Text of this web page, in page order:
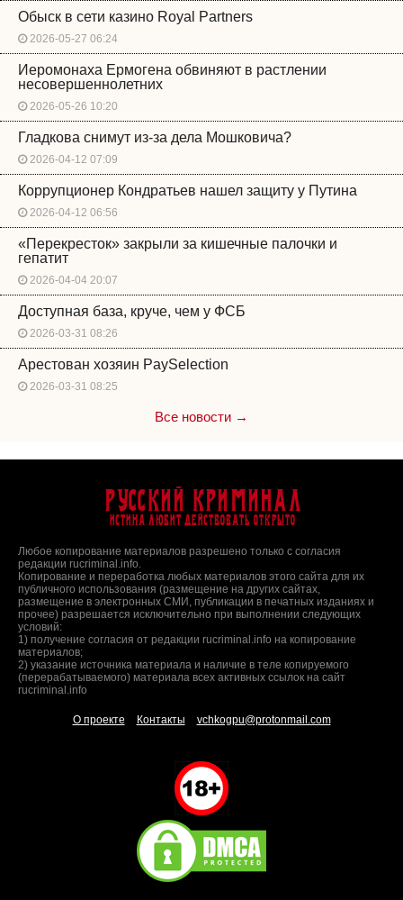
Обыск в сети казино Royal Partners
2026-05-27 06:24
Иеромонаха Ермогена обвиняют в растлении
несовершеннолетних
2026-05-26 10:20
Гладкова снимут из-за дела Мошковича?
2026-04-12 07:09
Коррупционер Кондратьев нашел защиту у Путина
2026-04-12 06:56
«Перекресток» закрыли за кишечные палочки и
гепатит
2026-04-04 20:07
Доступная база, круче, чем у ФСБ
2026-03-31 08:26
Арестован хозяин PaySelection
2026-03-31 08:25
Все новости →
Русский Криминал
Истина любит действовать открыто
Любое копирование материалов разрешено только с согласия
редакции rucriminal.info.
Копирование и переработка любых материалов этого сайта для их
публичного использования (размещение на других сайтах,
размещение в электронных СМИ, публикации в печатных изданиях и
прочее) разрешается исключительно при выполнении следующих
условий:
1) получение согласия от редакции rucriminal.info на копирование
материалов;
2) указание источника материала и наличие в теле копируемого
(перерабатываемого) материала всех активных ссылок на сайт
rucriminal.info
О проекте Контакты vchkogpu@protonmail.com